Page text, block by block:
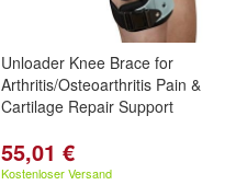
Unloader Knee Brace for
Arthritis/Osteoarthritis Pain &
Cartilage Repair Support
55,01 €
Kostenloser Versand